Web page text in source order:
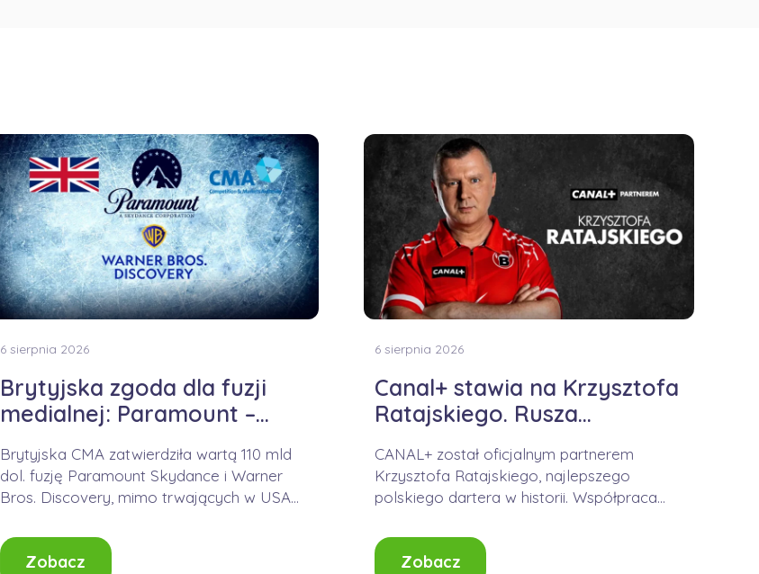
6 sierpnia 2026
Brytyjska zgoda dla fuzji
medialnej: Paramount –
Brytyjska CMA zatwierdziła wartą 110 mld
dol. fuzję Paramount Skydance i Warner
Bros. Discovery, mimo trwających w USA
Zobacz
6 sierpnia 2026
Canal+ stawia na Krzysztofa
Ratajskiego. Rusza
CANAL+ został oficjalnym partnerem
Krzysztofa Ratajskiego, najlepszego
polskiego dartera w historii. Współpraca
turniejów PDC,...
Zobacz